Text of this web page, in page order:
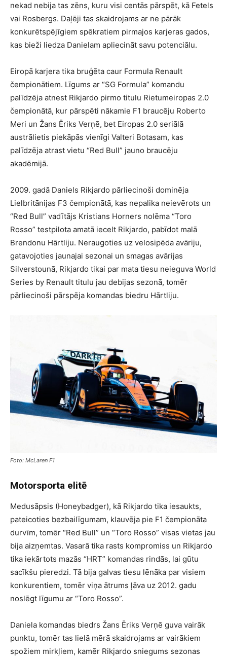
nekad nebija tas zēns, kuru visi centās pārspēt, kā Fetels
vai Rosbergs. Daļēji tas skaidrojams ar ne pārāk
konkurētspējīgiem spēkratiem pirmajos karjeras gados,
kas bieži liedza Danielam apliecināt savu potenciālu.
Eiropā karjera tika bruģēta caur Formula Renault
čempionātiem. Līgums ar “SG Formula” komandu
palīdzēja atnest Rikjardo pirmo titulu Rietumeiropas 2.0
čempionātā, kur pārspēti nākamie F1 braucēju Roberto
Meri un Žans Ēriks Verņē, bet Eiropas 2.0 seriālā
austrālietis piekāpās vienīgi Valteri Botasam, kas
palīdzēja atrast vietu “Red Bull” jauno braucēju
akadēmijā.
2009. gadā Daniels Rikjardo pārliecinoši dominēja
Lielbritānijas F3 čempionātā, kas nepalika neievērots un
“Red Bull” vadītājs Kristians Horners nolēma “Toro
Rosso” testpilota amatā iecelt Rikjardo, pabīdot malā
Brendonu Hārtliju. Neraugoties uz velosipēda avāriju,
gatavojoties jaunajai sezonai un smagas avārijas
Silverstounā, Rikjardo tikai par mata tiesu neieguva World
Series by Renault titulu jau debijas sezonā, tomēr
pārliecinoši pārspēja komandas biedru Hārtliju.
Foto: McLaren F1
Motorsporta elitē
Medusāpsis (Honeybadger), kā Rikjardo tika iesaukts,
pateicoties bezbailīgumam, klauvēja pie F1 čempionāta
durvīm, tomēr “Red Bull” un “Toro Rosso” visas vietas jau
bija aizņemtas. Vasarā tika rasts kompromiss un Rikjardo
tika iekārtots mazās “HRT” komandas rindās, lai gūtu
sacīkšu pieredzi. Tā bija galvas tiesu lēnāka par visiem
konkurentiem, tomēr viņa ātrums ļāva uz 2012. gadu
noslēgt līgumu ar “Toro Rosso”.
Daniela komandas biedrs Žans Ēriks Verņē guva vairāk
punktu, tomēr tas lielā mērā skaidrojams ar vairākiem
spožiem mirkļiem, kamēr Rikjardo sniegums sezonas